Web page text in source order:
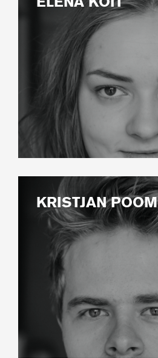
KRISTJAN POOM